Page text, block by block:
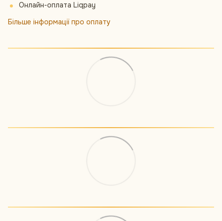
Онлайн-оплата Liqpay
Більше інформації про оплату